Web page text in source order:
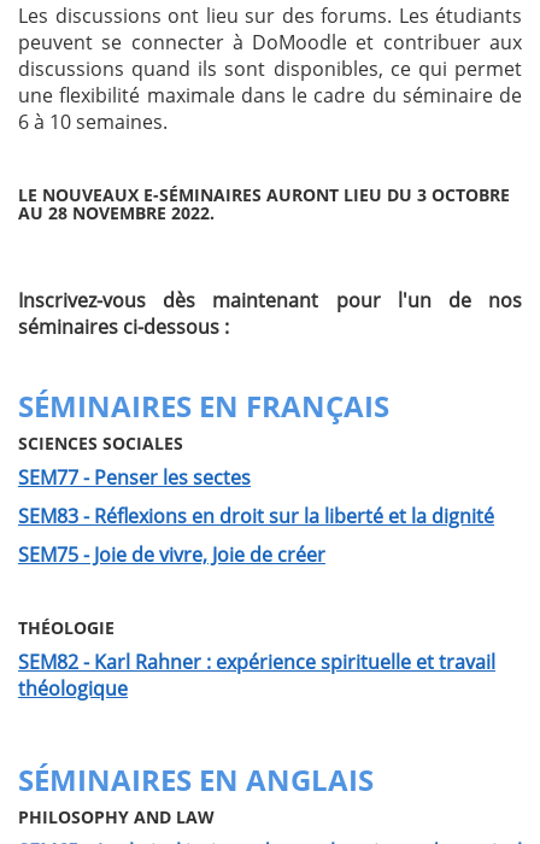
Les discussions ont lieu sur des forums. Les étudiants
peuvent se connecter à DoMoodle et contribuer aux
discussions quand ils sont disponibles, ce qui permet
une flexibilité maximale dans le cadre du séminaire de
6 à 10 semaines.
LE NOUVEAUX E-SÉMINAIRES AURONT LIEU DU 3 OCTOBRE
AU 28 NOVEMBRE 2022.
Inscrivez-vous dès maintenant pour l'un de nos
séminaires ci-dessous :
SÉMINAIRES EN FRANÇAIS
SCIENCES SOCIALES
SEM77 - Penser les sectes
SEM83 - Réflexions en droit sur la liberté et la dignité
SEM75 - Joie de vivre, Joie de créer
THÉOLOGIE
SEM82 - Karl Rahner : expérience spirituelle et travail
théologique
SÉMINAIRES EN ANGLAIS
PHILOSOPHY AND LAW